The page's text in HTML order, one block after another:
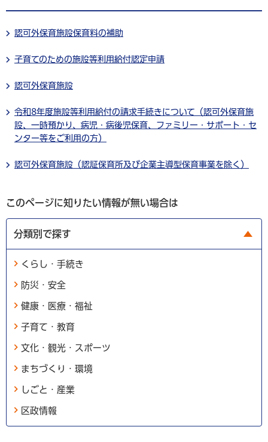
認可外保育施設保育料の補助
子育てのための施設等利用給付認定申請
認可外保育施設
令和8年度施設等利用給付の請求手続きについて（認可外保育施
設、一時預かり、病児・病後児保育、ファミリー・サポート・セ
ンター等をご利用の方）
認可外保育施設（認証保育所及び企業主導型保育事業を除く）
このページに知りたい情報が無い場合は
分類別で探す
くらし・手続き
防災・安全
健康・医療・福祉
子育て・教育
文化・観光・スポーツ
まちづくり・環境
しごと・産業
区政情報